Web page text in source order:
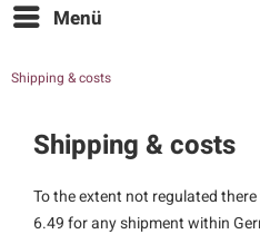
Menü
Shipping & costs
Shipping & costs
To the extent not regulated
6.49 for any shipment within